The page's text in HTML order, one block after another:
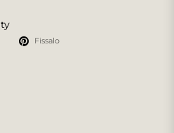
Fissalo